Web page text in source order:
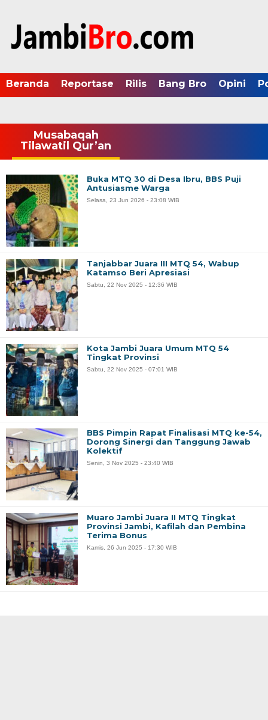
Beranda Reportase Rilis Bang Bro Opini
Musabaqah
Tilawatil Qur’an
Buka MTQ 30 di Desa Ibru, BBS Puji
Antusiasme Warga
Selasa, 23 Jun 2026 - 23:08 WIB
Tanjabbar Juara III MTQ 54, Wabup
Katamso Beri Apresiasi
Sabtu, 22 Nov 2025 - 12:36 WIB
Kota Jambi Juara Umum MTQ 54
Tingkat Provinsi
Sabtu, 22 Nov 2025 - 07:01 WIB
BBS Pimpin Rapat Finalisasi MTQ ke-54,
Dorong Sinergi dan Tanggung Jawab
Kolektif
Senin, 3 Nov 2025 - 23:40 WIB
Muaro Jambi Juara II MTQ Tingkat
Provinsi Jambi, Kafilah dan Pembina
Terima Bonus
Kamis, 26 Jun 2025 - 17:30 WIB